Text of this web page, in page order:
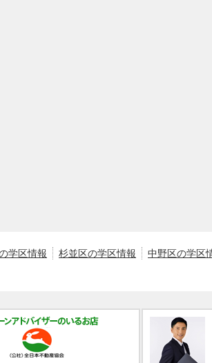
学区情報 杉並区の学区情報 中野区の学区